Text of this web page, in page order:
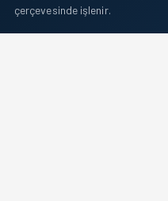
çerçevesinde işlenir.